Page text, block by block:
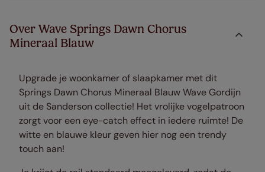
Over Wave Springs Dawn Chorus
Mineraal Blauw
Upgrade je woonkamer of slaapkamer met dit
Springs Dawn Chorus Mineraal Blauw Wave Gordijn
uit de Sanderson collectie! Het vrolijke vogelpatroon
zorgt voor een eye-catch effect in iedere ruimte! De
witte en blauwe kleur geven hier nog een trendy
touch aan!